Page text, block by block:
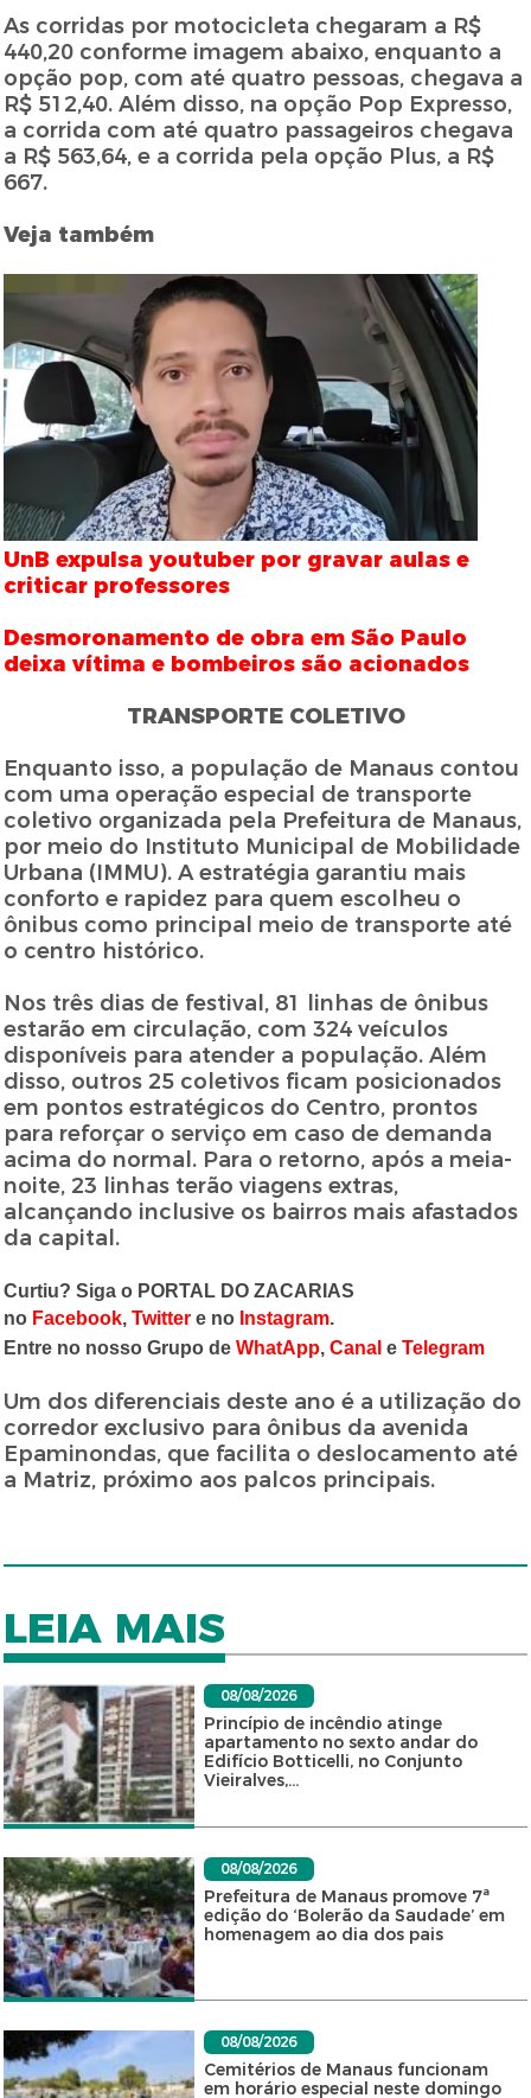
As corridas por motocicleta chegaram a R$
440,20 conforme imagem abaixo, enquanto a
opção pop, com até quatro pessoas, chegava a
R$ 512,40. Além disso, na opção Pop Expresso,
a corrida com até quatro passageiros chegava
a R$ 563,64, e a corrida pela opção Plus, a R$
667.
Veja também
UnB expulsa youtuber por gravar aulas e
criticar professores
Desmoronamento de obra em São Paulo
deixa vítima e bombeiros são acionados
TRANSPORTE COLETIVO
Enquanto isso, a população de Manaus contou
com uma operação especial de transporte
coletivo organizada pela Prefeitura de Manaus,
por meio do Instituto Municipal de Mobilidade
Urbana (IMMU). A estratégia garantiu mais
conforto e rapidez para quem escolheu o
ônibus como principal meio de transporte até
o centro histórico.
Nos três dias de festival, 81 linhas de ônibus
estarão em circulação, com 324 veículos
disponíveis para atender a população. Além
disso, outros 25 coletivos ficam posicionados
em pontos estratégicos do Centro, prontos
para reforçar o serviço em caso de demanda
acima do normal. Para o retorno, após a meia-
noite, 23 linhas terão viagens extras,
alcançando inclusive os bairros mais afastados
da capital.
Curtiu? Siga o PORTAL DO ZACARIAS
no Facebook,Twitter e no Instagram.
Entre no nosso Grupo deWhatApp,Canal eTelegram
Um dos diferenciais deste ano é a utilização do
corredor exclusivo para ônibus da avenida
Epaminondas, que facilita o deslocamento até
a Matriz, próximo aos palcos principais.
LEIA MAIS
08/08/2026
Princípio de incêndio atinge
apartamento no sexto andar do
Edifício Botticelli, no Conjunto
Vieiralves,...
08/08/2026
Prefeitura de Manaus promove 7ª
edição do ‘Bolerão da Saudade’ em
homenagem ao dia dos pais
08/08/2026
Cemitérios de Manaus funcionam
em horário especial neste domingo